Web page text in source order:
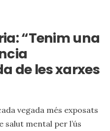
“Tenim una
de les xarxes
vegada més exposats
salut mental per l’ús